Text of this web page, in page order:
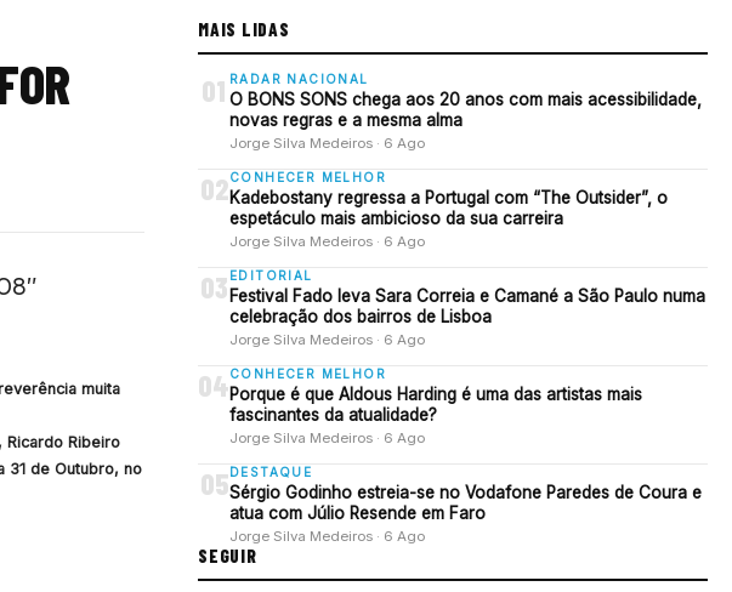
muita
Ribeiro
31 de Outubro, no
MAIS LIDAS
01 RADAR NACIONAL
O BONS SONS chega aos 20 anos com mais acessibilidade,
novas regras e a mesma alma
Jorge Silva Medeiros · 6 Ago
02 CONHECER MELHOR
Kadebostany regressa a Portugal com “The Outsider”, o
espetáculo mais ambicioso da sua carreira
Jorge Silva Medeiros · 6 Ago
03 EDITORIAL
Festival Fado leva Sara Correia e Camané a São Paulo numa
celebração dos bairros de Lisboa
Jorge Silva Medeiros · 6 Ago
04CONHECER MELHOR
Porque é que Aldous Harding é uma das artistas mais
fascinantes da atualidade?
Jorge Silva Medeiros · 6 Ago
05 DESTAQUE
Sérgio Godinho estreia-se no Vodafone Paredes de Coura e
atua com Júlio Resende em Faro
Jorge Silva Medeiros · 6 Ago
SEGUIR